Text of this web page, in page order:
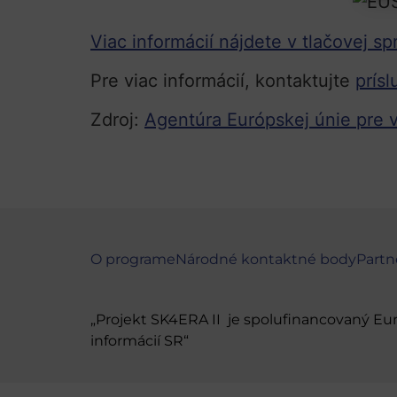
Viac informácií nájdete v tlačovej
Pre viac informácií, kontaktujte
Zdroj: Agentúra Európskej únie pre
O programeNárodné kontaktné body
„Projekt SK4ERA II je spolufinancovaný
informácií SR“